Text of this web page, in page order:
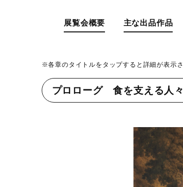
展覧会概要 主な出品作品
※各章のタイトルをタップすると詳細が表示
プロローグ 食を支える人